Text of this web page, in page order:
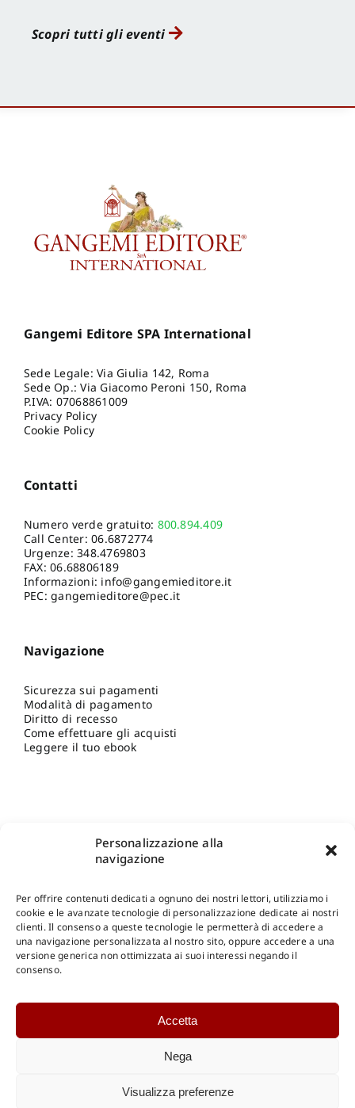
Personalizzazione alla
navigazione
Per offrire contenuti dedicati a ognuno dei nostri lettori, utilizziamo i
cookie e le avanzate tecnologie di personalizzazione dedicate ai nostri
clienti. Il consenso a queste tecnologie le permetterà di accedere a
una navigazione personalizzata al nostro sito, oppure accedere a una
versione generica non ottimizzata ai suoi interessi negando il
consenso.
Accetta
Nega
Visualizza preferenze
Scopri tutti gli eventi
Gangemi Editore SPA International
Sede Legale: Via Giulia 142, Roma
Sede Op.: Via Giacomo Peroni 150, Roma
P.IVA: 07068861009
Privacy Policy
Cookie Policy
Contatti
Numero verde gratuito: 800.894.409
Call Center:06.6872774
Urgenze:348.4769803
FAX: 06.68806189
Informazioni: info@gangemieditore.it
PEC: gangemieditore@pec.it
Navigazione
Sicurezza sui pagamenti
Modalità di pagamento
Diritto di recesso
Come effettuare gli acquisti
Leggere il tuo ebook
Shop Gangemi Editore-Pagamenti Sicuri e anche Rateali
Catalogo Online
Catalogo Internazionale
DOWNLOAD
Catalogo Internazionale